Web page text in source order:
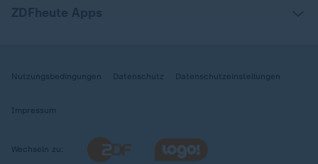
Nutzungsbedingungen Datenschutz Datenschutzeinstellungen
Impressum
Wechseln zu: